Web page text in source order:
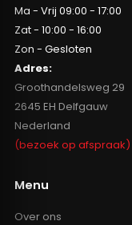
Ma - Vrij 09:00 - 17:00
Zat - 10:00 - 16:00
Zon - Gesloten
Adres:
Groothandelsweg 29
2645 EH Delfgauw
Nederland
(bezoek op afspraak)
Menu
Over ons